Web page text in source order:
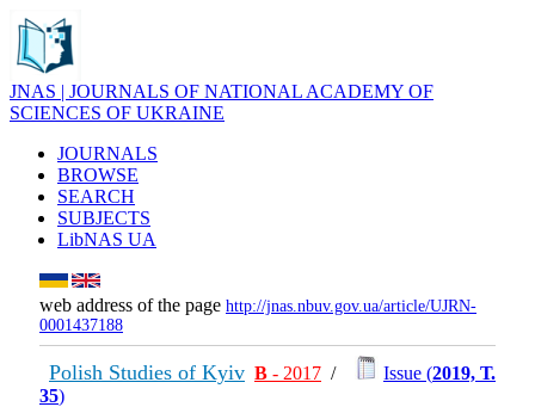
JNAS | JOURNALS OF NATIONAL ACADEMY OF
SCIENCES OF UKRAINE
JOURNALS
BROWSE
SEARCH
SUBJECTS
LibNAS UA
web address of the page http://jnas.nbuv.gov.ua/article/UJRN-
0001437188
Polish Studies of Kyiv В - 2017 / Issue (2019, Т.
35)